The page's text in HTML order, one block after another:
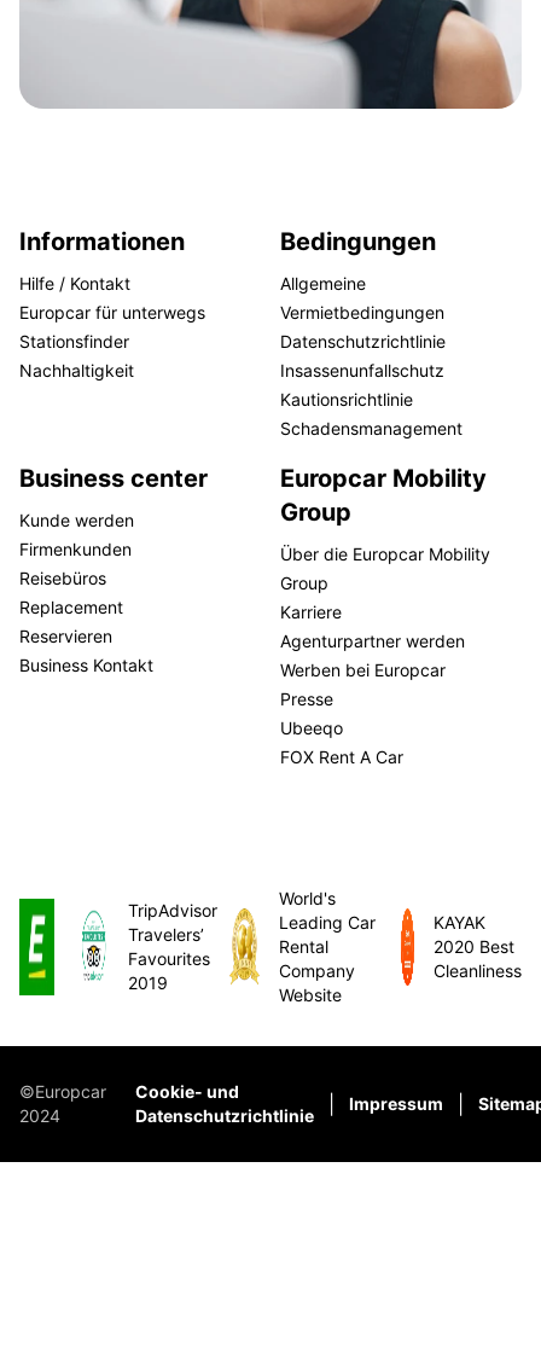
Informationen
Hilfe / Kontakt
Europcar für unterwegs
Stationsfinder
Nachhaltigkeit
Bedingungen
Allgemeine
Vermietbedingungen
Datenschutzrichtlinie
Insassenunfallschutz
Kautionsrichtlinie
Schadensmanagement
Business center
Kunde werden
Firmenkunden
Reisebüros
Replacement
Reservieren
Business Kontakt
Europcar Mobility
Group
Über die Europcar Mobility
Group
Karriere
Agenturpartner werden
Werben bei Europcar
Presse
Ubeeqo
FOX Rent A Car
TripAdvisor
Travelers’
Favourites
2019
World's
Leading Car
Rental
Company
Website
KAYAK
2020 Best
Cleanliness
©Europcar
2024
Cookie- und
Datenschutzrichtlinie
Impressum